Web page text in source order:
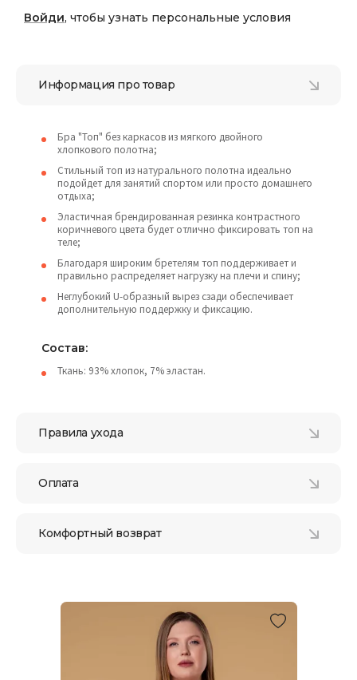
Войди, чтобы узнать персональные условия
Информация про товар
Бра "Топ" без каркасов из мягкого двойного
хлопкового полотна;
Стильный топ из натурального полотна идеально
подойдет для занятий спортом или просто домашнего
отдыха;
Эластичная брендированная резинка контрастного
коричневого цвета будет отлично фиксировать топ на
теле;
Благодаря широким бретелям топ поддерживает и
правильно распределяет нагрузку на плечи и спину;
Неглубокий U-образный вырез сзади обеспечивает
дополнительную поддержку и фиксацию.
Состав:
Ткань: 93% хлопок, 7% эластан.
Правила ухода
Оплата
Комфортный возврат